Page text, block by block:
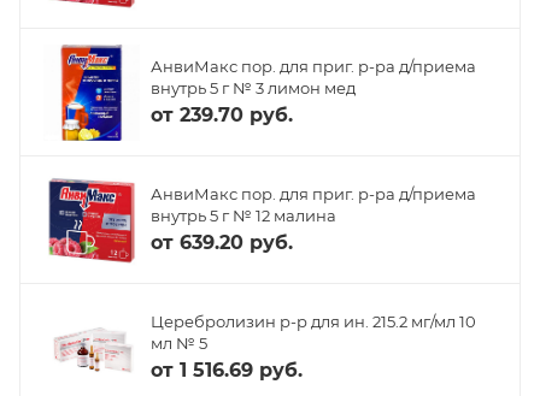
АнвиМакс пор. для приг. р-ра д/приема
внутрь 5 г № 3 лимон мед
от 239.70 руб.
АнвиМакс пор. для приг. р-ра д/приема
внутрь 5 г № 12 малина
от 639.20 руб.
Церебролизин р-р для ин. 215.2 мг/мл 10
мл № 5
от 1 516.69 руб.